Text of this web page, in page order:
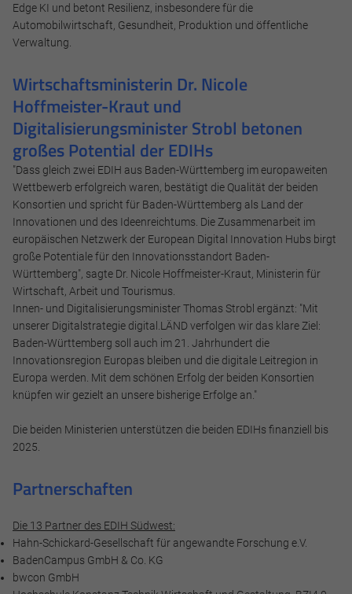
Edge KI und betont Resilienz, insbesondere für die
Automobilwirtschaft, Gesundheit, Produktion und öffentliche
Verwaltung.
Wirtschaftsministerin Dr. Nicole
Hoffmeister-Kraut und
Digitalisierungsminister Strobl betonen
großes Potential der EDIHs
"Dass gleich zwei EDIH aus Baden-Württemberg im europaweiten
Wettbewerb erfolgreich waren, bestätigt die Qualität der beiden
Konsortien und spricht für Baden-Württemberg als Land der
Innovationen und des Ideenreichtums. Die Zusammenarbeit im
europäischen Netzwerk der European Digital Innovation Hubs birgt
große Potentiale für den Innovationsstandort Baden-
Württemberg", sagte Dr. Nicole Hoffmeister-Kraut, Ministerin für
Wirtschaft, Arbeit und Tourismus.
Innen- und Digitalisierungsminister Thomas Strobl ergänzt: "Mit
unserer Digitalstrategie digital.LÄND verfolgen wir das klare Ziel:
Baden-Württemberg soll auch im 21. Jahrhundert die
Innovationsregion Europas bleiben und die digitale Leitregion in
Europa werden. Mit dem schönen Erfolg der beiden Konsortien
knüpfen wir gezielt an unsere bisherige Erfolge an."
Die beiden Ministerien unterstützen die beiden EDIHs finanziell bis
2025.
Partnerschaften
Die 13 Partner des EDIH Südwest:
Hahn-Schickard-Gesellschaft für angewandte Forschung e.V.
BadenCampus GmbH & Co. KG
bwcon GmbH
Diese werden für die Grundfunktionen der Website benötigt
und helfen dabei, unsere Website nutzbar zu machen sowie
Zugriffe auf sichere Bereiche unserer Website ermöglichen.
Cookie Informationen anzeigen
Marketing und Statistik
Marketing und Statistik Cookies werden verwendet, um
anonymes Tracking zu aktivieren. Hierbei werden können
anonymisierte Daten an eventuelle Drittanbieter
weitergeleitet.
Cookie Informationen anzeigen
Alle akzeptieren
Impressum Datenschutz